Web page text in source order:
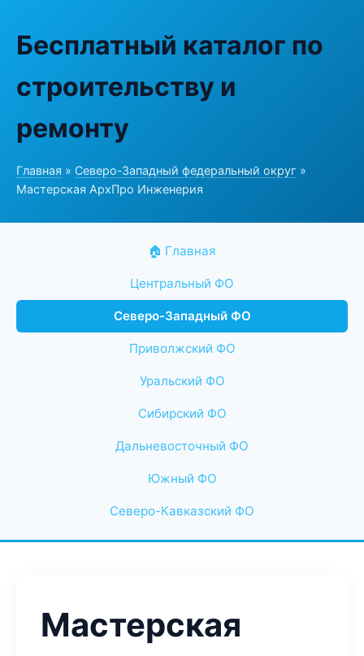
Бесплатный каталог по
строительству и
ремонту
Главная » Северо-Западный федеральный округ »
Мастерская АрхПро Инженерия
🏠 Главная
Центральный ФО
Северо-Западный ФО
Приволжский ФО
Уральский ФО
Сибирский ФО
Дальневосточный ФО
Южный ФО
Северо-Кавказский ФО
Мастерская